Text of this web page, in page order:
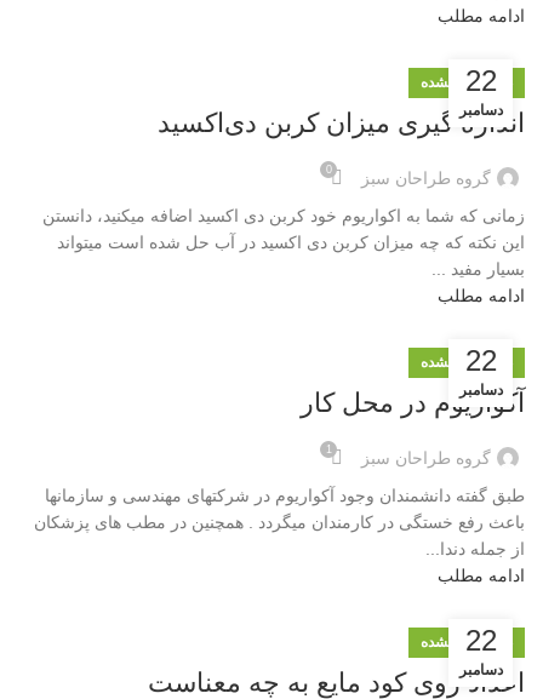
ادامه مطلب
22
دسامبر
دسته‌بندی نشده
اندازه گیری میزان کربن دی‌اکسید
گروه طراحان سبز 0
زمانی که شما به اکواریوم خود کربن دی اکسید اضافه میکنید، دانستن
این نکته که چه میزان کربن دی اکسید در آب حل شده است میتواند
بسیار مفید ...
ادامه مطلب
22
دسامبر
دسته‌بندی نشده
آکواریوم در محل کار
گروه طراحان سبز 1
طبق گفته دانشمندان وجود آکواریوم در شرکتهای مهندسی و سازمانها
باعث رفع خستگی در کارمندان میگردد . همچنین در مطب های پزشکان
از جمله دندا...
ادامه مطلب
22
دسامبر
دسته‌بندی نشده
اعداد روی کود مایع به چه معناست